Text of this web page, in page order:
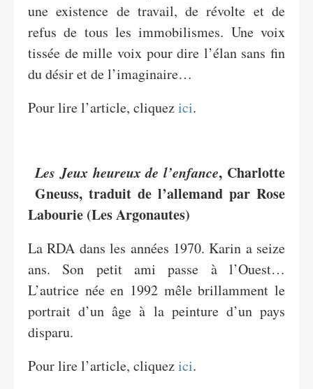
une existence de travail, de révolte et de
refus de tous les immobilismes. Une voix
tissée de mille voix pour dire l’élan sans fin
du désir et de l’imaginaire…
Pour lire l’article, cliquezici.
Les Jeux heureux de l’enfance, Charlotte
Gneuss, traduit de l’allemand par Rose
Labourie (Les Argonautes)
La RDA dans les années 1970. Karin a seize
ans. Son petit ami passe à l’Ouest…
L’autrice née en 1992 mêle brillamment le
portrait d’un âge à la peinture d’un pays
disparu.
Pour lire l’article, cliquezici.